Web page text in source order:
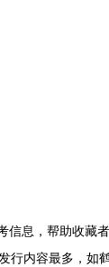
息，帮助收藏
内容最多，如